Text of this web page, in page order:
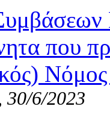
που
6/2023